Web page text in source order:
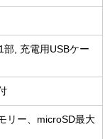
部, 充電用USBケー
リー、microSD最大